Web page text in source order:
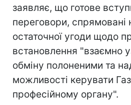
заявляє, що готове
переговори, спрямовані
остаточної угоди щодо
встановлення "взаємно
обміну полоненими та
можливості керувати
професійному органу".